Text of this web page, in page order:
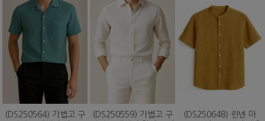
(DS250564) 가볍고 구
(DS250559) 가볍고 구
(DS250648) 린넨 마